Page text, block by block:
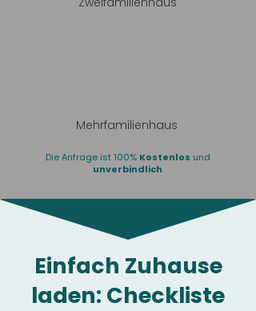
Mehrfamilienhaus
Die Anfrage ist 100% Kostenlos und
unverbindlich.
Einfach Zuhause
laden: Checkliste